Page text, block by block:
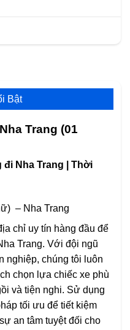
Bật
Trang (01
đi Nha Trang | Thời
– Nha Trang
chỉ uy tín hàng đầu để
Trang. Với đội ngũ
nghiệp, chúng tôi luôn
chọn lựa chiếc xe phù
và tiện nghi. Sử dụng
tối ưu để tiết kiệm
an tâm tuyệt đối cho